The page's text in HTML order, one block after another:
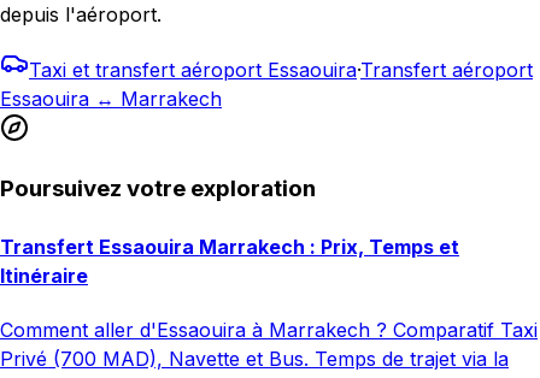
depuis l'aéroport.
Taxi et transfert aéroport Essaouira·Transfert aéroport
Essaouira ↔ Marrakech
Poursuivez votre exploration
Transfert Essaouira Marrakech : Prix, Temps et
Itinéraire
Comment aller d'Essaouira à Marrakech ? Comparatif Taxi
Privé (700 MAD), Navette et Bus. Temps de trajet via la